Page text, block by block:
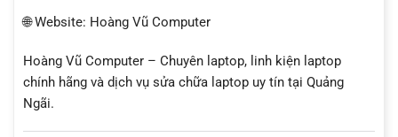
🌐 Website: Hoàng Vũ Computer
Hoàng Vũ Computer – Chuyên laptop, linh kiện laptop
chính hãng và dịch vụ sửa chữa laptop uy tín tại Quảng
Ngãi.